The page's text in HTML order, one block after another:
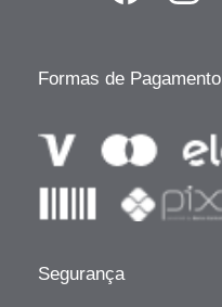
Formas de Pagamento
Segurança